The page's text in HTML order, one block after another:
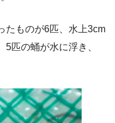
たものが6匹、水上3cm
匹の蛹が水に浮き、